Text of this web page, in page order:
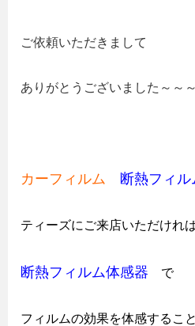
ご依頼いただきまして
ありがとうございました～～
カーフィルム 断熱フィル
ティーズにご来店いただけれ
断熱フィルム体感器 で
フィルムの効果を体感するこ